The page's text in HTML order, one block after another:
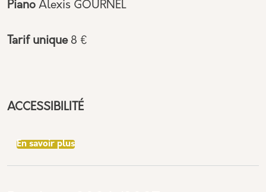
Piano Alexis GOURNEL
Tarif unique8 €
ACCESSIBILITÉ
En savoir plussur RÉCITAL DU MIDI